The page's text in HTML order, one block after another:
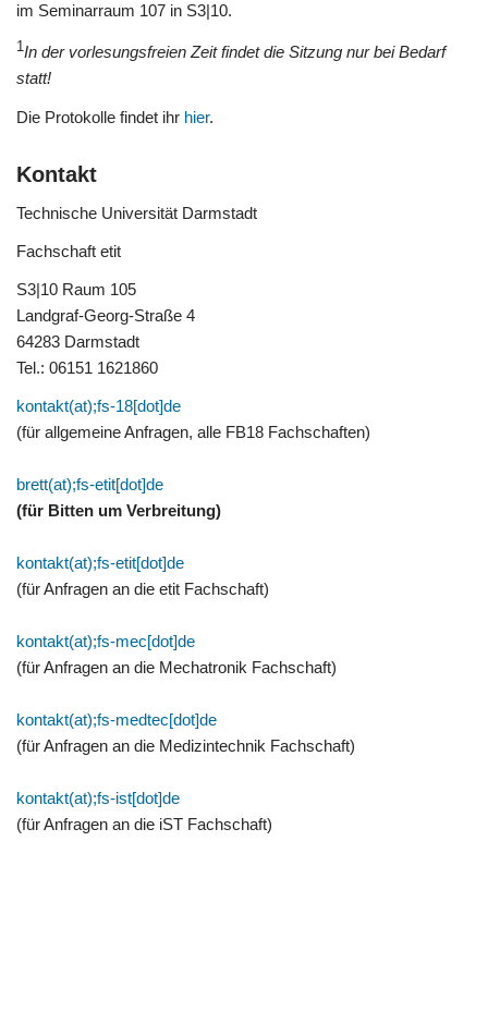
im Seminarraum 107 in S3|10.
1In der vorlesungsfreien Zeit findet die Sitzung nur bei Bedarf
statt!
Die Protokolle findet ihr hier.
Kontakt
Technische Universität Darmstadt
Fachschaft etit
S3|10 Raum 105
Landgraf-Georg-Straße 4
64283 Darmstadt
Tel.: 06151 1621860
kontakt(at);fs-18[dot]de
(für allgemeine Anfragen, alle FB18 Fachschaften)
brett(at);fs-etit[dot]de
(für Bitten um Verbreitung)
kontakt(at);fs-etit[dot]de
(für Anfragen an die etit Fachschaft)
kontakt(at);fs-mec[dot]de
(für Anfragen an die Mechatronik Fachschaft)
kontakt(at);fs-medtec[dot]de
(für Anfragen an die Medizintechnik Fachschaft)
kontakt(at);fs-ist[dot]de
(für Anfragen an die iST Fachschaft)